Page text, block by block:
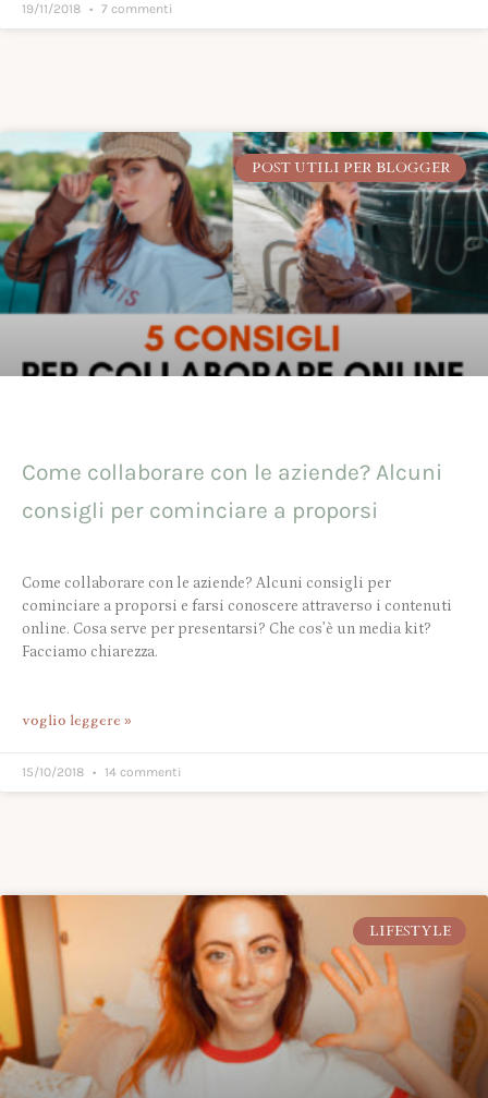
19/11/2018 7 commenti
POST UTILI PER BLOGGER
Come collaborare con le aziende? Alcuni
consigli per cominciare a proporsi
Come collaborare con le aziende? Alcuni consigli per
cominciare a proporsi e farsi conoscere attraverso i contenuti
online. Cosa serve per presentarsi? Che cos’è un media kit?
Facciamo chiarezza.
voglio leggere »
15/10/2018 14 commenti
LIFESTYLE